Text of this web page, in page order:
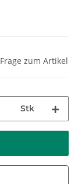
Frage zum Artikel
Stk